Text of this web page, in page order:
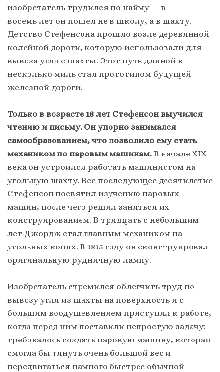
изобретатель трудился по найму — в
восемь лет он пошел не в школу, а в шахту.
Детство Стефенсона прошло возле деревянной
колейной дороги, которую использовали для
вывоза угля с шахты. Этот путь длиной в
несколько миль стал прототипом будущей
железной дороги.
Только в возрасте 18 лет Стефенсон выучился
чтению и письму. Он упорно занимался
самообразованием, что позволило ему стать
механиком по паровым машинам. В начале XIX
века он устроился работать машинистом на
угольную шахту. Все последующее десятилетие
Стефенсон посвятил изучению паровых
машин, после чего решил заняться их
конструированием. В тридцать с небольшим
лет Джордж стал главным механиком на
угольных копях. В 1815 году он сконструировал
оригинальную рудничную лампу.
Изобретатель стремился облегчить труд по
вывозу угля из шахты на поверхность и с
большим воодушевлением приступил к работе,
когда перед ним поставили непростую задачу:
требовалось создать паровую машину, которая
смогла бы тянуть очень большой вес и
передвигаться намного быстрее обычной